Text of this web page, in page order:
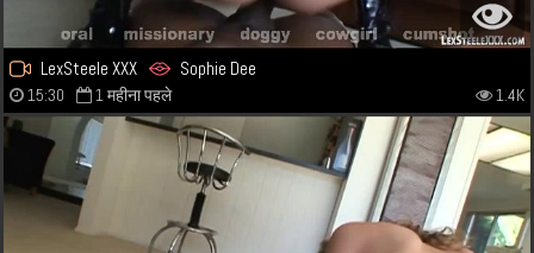
LexSteele XXX Sophie Dee
15:30 1 महीना पहले 1.4K